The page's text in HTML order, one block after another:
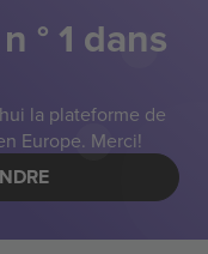
° 1 dans
la plateforme de
Europe. Merci!